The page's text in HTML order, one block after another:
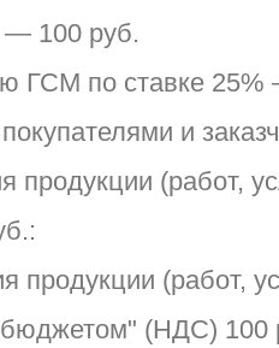
— 100 руб.
ГСМ по ставке
и
продукции (работ,
продукции (работ,
бюджетом" (НДС) 100